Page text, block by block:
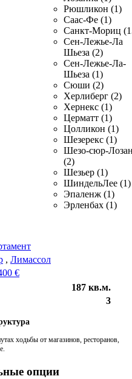
Рюшликон (1)
Саас-Фе (1)
Санкт-Мориц
Сен-Лежье-Ла
Шьеза (2)
Сен-Лежье-Ла-
Шьеза (1)
Сюши (2)
Херлиберг (2)
Хернекс (1)
Церматт (1)
Цолликон (1)
Шезерекс (1)
Шезо-сюр-
(2)
Шезьер (1)
ШиндельЛее (1)
Эпаленж (1)
Эрленбах (1)
, Лимассол
€
187 кв.м.
3
ходьбы от магазинов, ресторанов,
опции